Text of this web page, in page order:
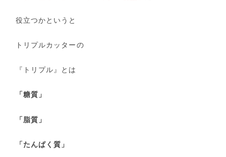
役立つかというと
トリプルカッターの
『トリプル』とは
「糖質」
「脂質」
「たんぱく質」